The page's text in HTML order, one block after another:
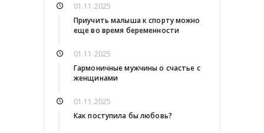
01.11.2025
Приучить малыша к спорту можно
еще во время беременности
01.11.2025
Гармоничные мужчины о счастье с
женщинами
01.11.2025
Как поступила бы любовь?